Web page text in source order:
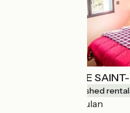
CHALET HYGGE
Lodgings and furnished
Saint-Lary-Soulan